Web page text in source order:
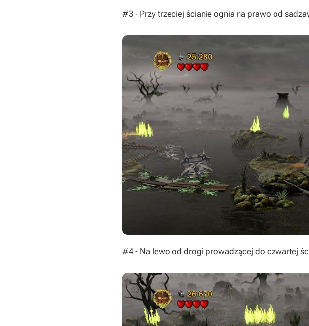
#3 - Przy trzeciej ścianie ognia na prawo od
#4 - Na lewo od drogi prowadzącej do czwartej